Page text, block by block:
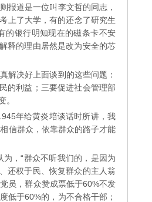
报道是一位叫李文哲的同志，
上了大学，有的还念了研究生
银行明知现在的磁条卡不安
释的理由居然是改为安全的芯
决好上面谈到的这些问题：
的利益；三要促进社会管理部
。
年给黄炎培谈话时所讲，我
信群众，依靠群众的路子才能
，“群众不听我们的，是因为
还权于民、恢复群众的主人翁
员，群众赞成票低于60%不发
低于60%的，为不合格干部；